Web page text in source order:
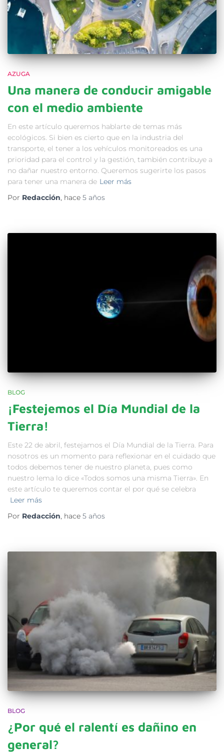
AZUGA
Una manera de conducir amigable
con el medio ambiente
En este artículo queremos hablarte de temas más
ecológicos. Si bien es cierto que en la industria del
transporte, el tener a los vehículos monitoreados es una
prioridad para el control y la gestión, también contribuye a
no dañar nuestro entorno. Queremos sugerirte los pasos
para tener una manera de Leer más
Por Redacción, hace 5 años
BLOG
¡Festejemos el Día Mundial de la
Tierra!
Este 22 de abril, festejamos el Día Mundial de la Tierra. Para
nosotros es un momento para reflexionar en el cuidado que
todos debemos tener de nuestro planeta, pues como
nuestro lema lo dice «Todos somos una misma Tierra». En
este artículo te queremos contar el por qué se celebra
Leer más
Por Redacción, hace 5 años
BLOG
¿Por qué el ralentí es dañino en
general?